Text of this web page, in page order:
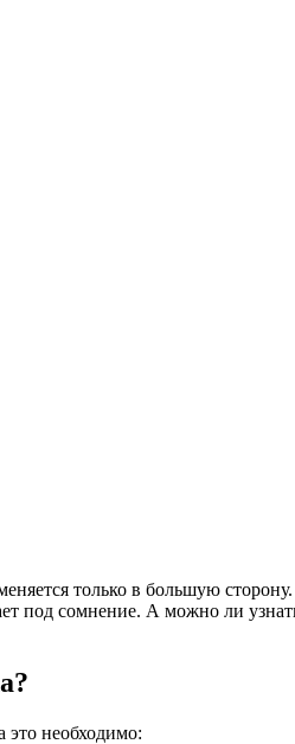
только в большую
под сомнение. А можно ли
это необходимо: